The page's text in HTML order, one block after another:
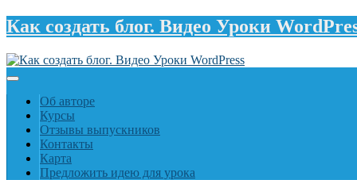
Как создать блог. Видео Уроки
Об авторе
Курсы
Отзывы выпускников
Контакты
Карта
Предложить идею для урока